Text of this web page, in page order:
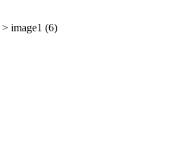
> image1 (6)